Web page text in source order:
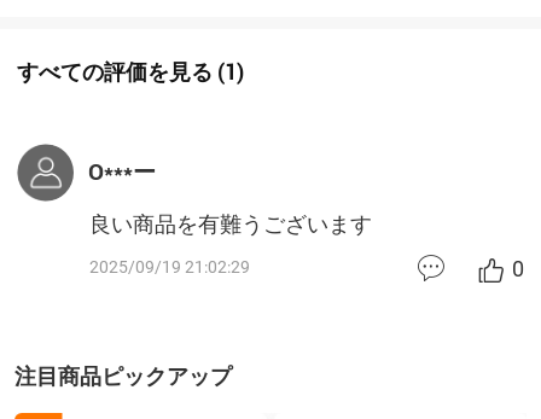
すべての評価を見る (1)
O***ー
良い商品を有難うございます
2025/09/19 21:02:29 0
注目商品ピックアップ